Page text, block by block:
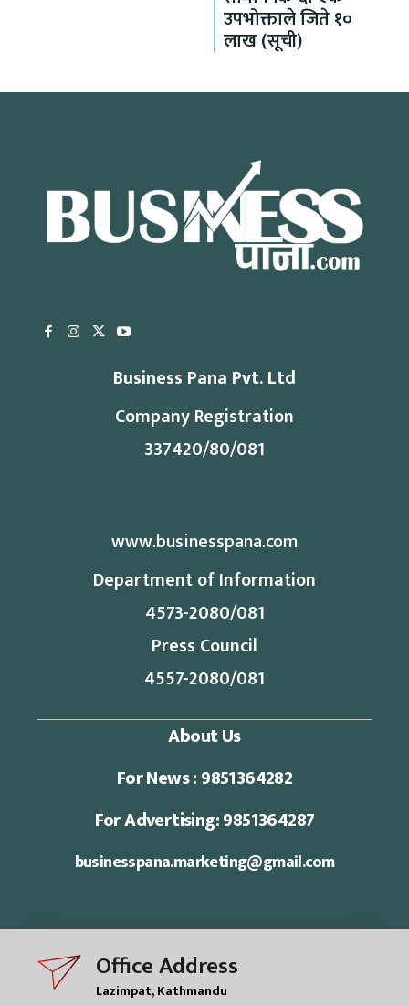
उपभोक्ताले जिते १०
लाख (सूची)
Business Pana Pvt. Ltd
Company Registration
337420/80/081
www.businesspana.com
Department of Information
4573-2080/081
Press Council
4557-2080/081
About Us
For News : 9851364282
For Advertising: 9851364287
businesspana.marketing@gmail.com
Office Address
Lazimpat, Kathmandu